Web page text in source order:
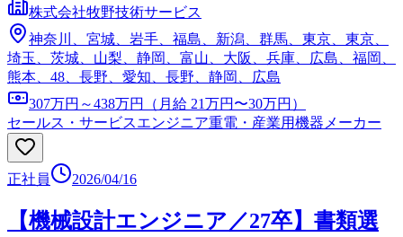
株式会社牧野技術サービス
神奈川、宮城、岩手、福島、新潟、群馬、東京、東京、
埼玉、茨城、山梨、静岡、富山、大阪、兵庫、広島、福岡、
熊本、48、長野、愛知、長野、静岡、広島
307万円～438万円（月給 21万円〜30万円）
セールス・サービスエンジニア重電・産業用機器メーカー
正社員 2026/04/16
【機械設計エンジニア／27卒】書類選